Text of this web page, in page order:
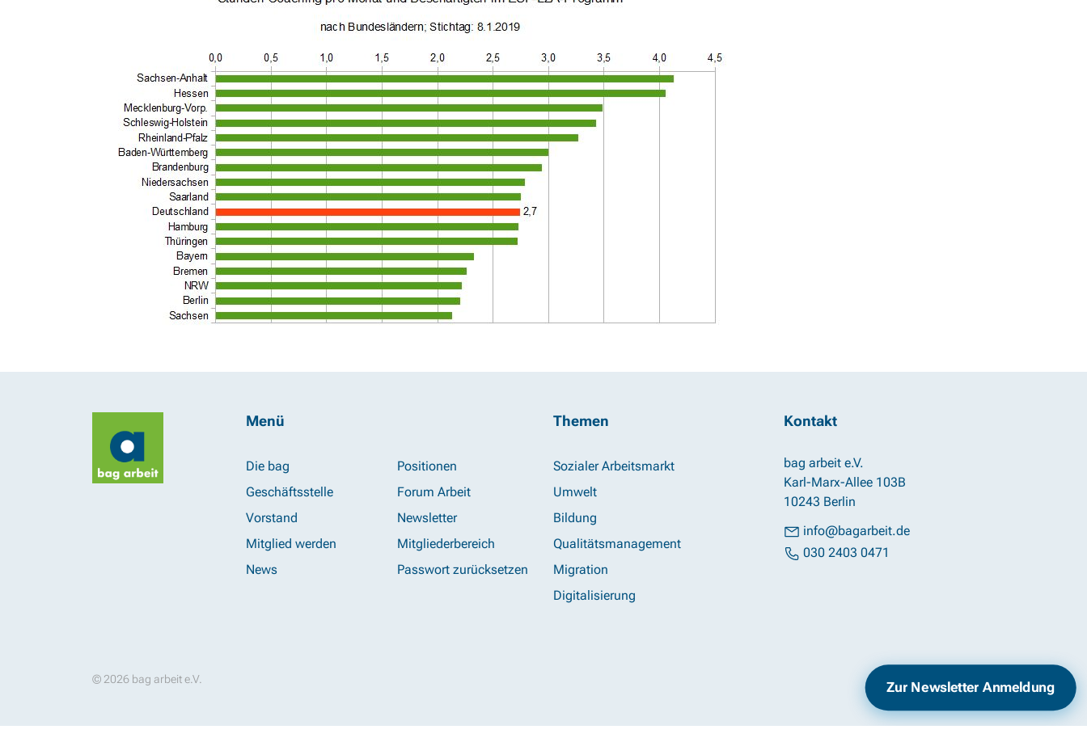
Menü
Die bag
Geschäftsstelle
Vorstand
Mitglied werden
News
Positionen
Forum Arbeit
Newsletter
Mitgliederbereich
Passwort zurücksetzen
Themen
Sozialer Arbeitsmarkt
Umwelt
Bildung
Qualitätsmanagement
Migration
Digitalisierung
Kontakt
bag arbeit e.V.
Karl-Marx-Allee 103B
10243 Berlin
info@bagarbeit.de
030 2403 0471
© 2026 bag arbeit e.V. Impressum Datenschutz
Zur Newsletter Anmeldung